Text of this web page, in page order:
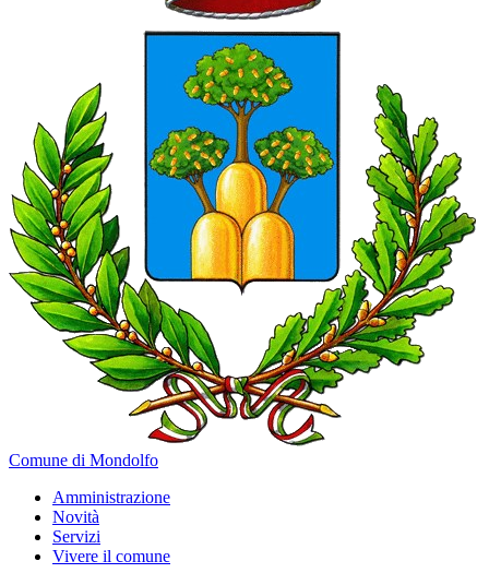
Comune di Mondolfo
Amministrazione
Novità
Servizi
Vivere il comune